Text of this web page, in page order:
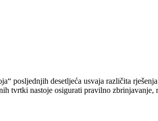
posljednjih desetljeća usvaja različita
tvrtki nastoje osigurati pravilno